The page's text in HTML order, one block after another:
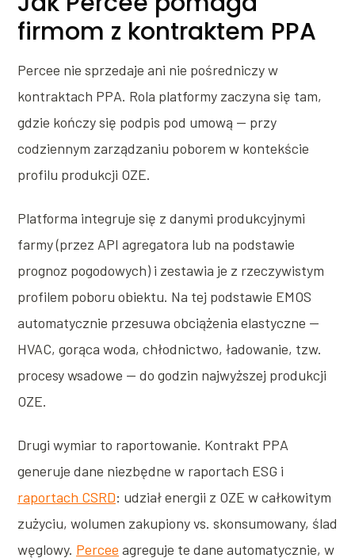
firmom z kontraktem PPA
Percee nie sprzedaje ani nie pośredniczy w
kontraktach PPA. Rola platformy zaczyna się tam,
gdzie kończy się podpis pod umową — przy
codziennym zarządzaniu poborem w kontekście
profilu produkcji OZE.
Platforma integruje się z danymi produkcyjnymi
farmy (przez API agregatora lub na podstawie
prognoz pogodowych) i zestawia je z rzeczywistym
profilem poboru obiektu. Na tej podstawie EMOS
automatycznie przesuwa obciążenia elastyczne —
HVAC, gorąca woda, chłodnictwo, ładowanie, tzw.
procesy wsadowe — do godzin najwyższej produkcji
OZE.
Drugi wymiar to raportowanie. Kontrakt PPA
generuje dane niezbędne w raportach ESG i
raportach CSRD: udział energii z OZE w całkowitym
zużyciu, wolumen zakupiony vs. skonsumowany, ślad
węglowy. Percee agreguje te dane automatycznie, w